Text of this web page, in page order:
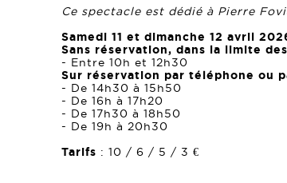
Ce spectacle est dédié à Pierre
Samedi 11 et dimanche 12 avril
Sans réservation, dans la limite
- Entre 10h et 12h30
Sur réservation par téléphone ou
- De 14h30 à 15h50
- De 16h à 17h20
- De 17h30 à 18h50
- De 19h à 20h30
Tarifs : 10 / 6 / 5 / 3 €